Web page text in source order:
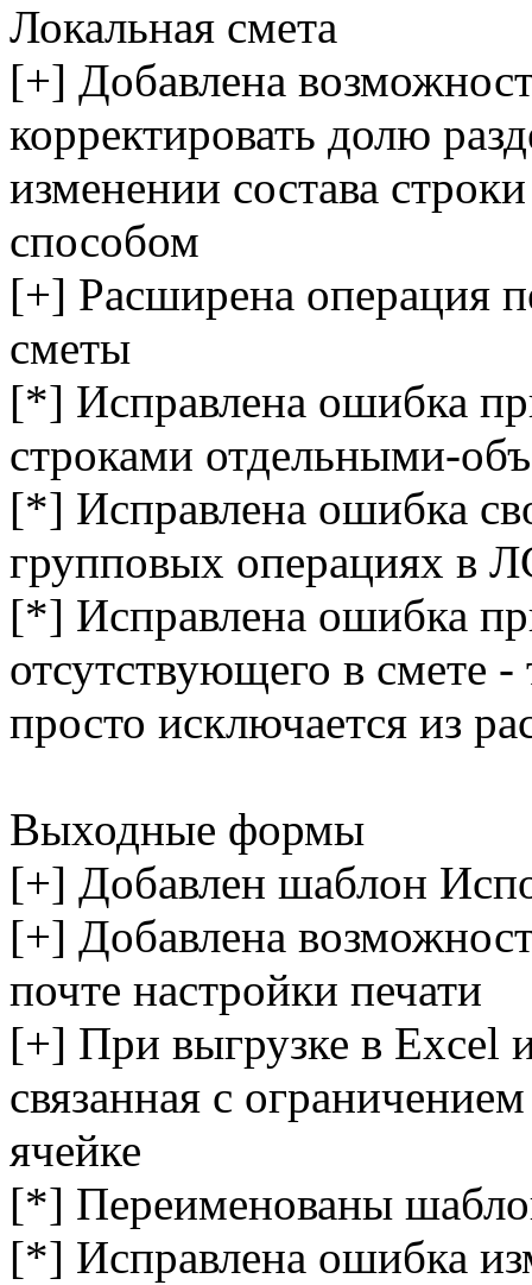
Локальная смета
[+] Добавлена
корректировать долю
изменении состава
способом
[+] Расширена операция
сметы
[*] Исправлена ошибка
строками отдельными-
[*] Исправлена ошибка
групповых операциях в
[*] Исправлена ошибка
отсутствующего в смете
просто исключается из
Выходные формы
[+] Добавлен шаблон
[+] Добавлена
почте настройки печати
[+] При выгрузке в Excel
связанная с
ячейке
[*] Переименованы
[*] Исправлена ошибка